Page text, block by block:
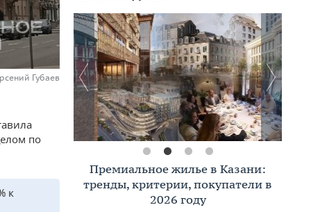
Губаев
по
к
Премиальное жилье в Казани:
тренды, критерии, покупатели в
2026 году